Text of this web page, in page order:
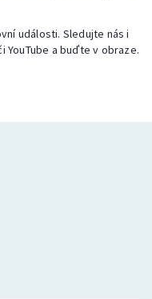
události. Sledujte nás i
YouTube a buďte v obraze.